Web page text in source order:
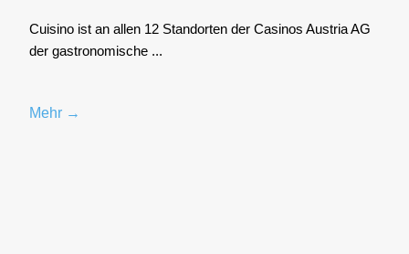
Cui­sino ist an allen 12 Stand­or­ten der Casi­nos Aus­tria AG
der gas­tro­no­mi­sche ...
Mehr →